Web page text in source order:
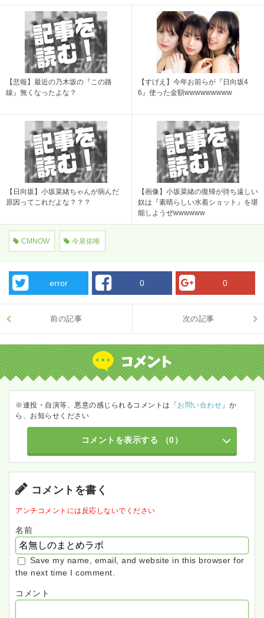
【悲報】最近の乃木坂の『この路
線』無くなったよな？
【すげえ】今年お前らが『日向坂4
6』使った金額wwwwwwwww
【日向坂】小坂菜緒ちゃんが病んだ
原因ってこれだよな？？？
【画像】小坂菜緒の復帰が待ち遠しい
奴は『素晴らしい水着ショット』を堪
能しようぜwwwwww
CMNOW 今泉佑唯
error 0 0
前の記事 次の記事
※連投・自演等、悪意の感じられるコメントは「 お問い合わせ 」か
ら、お知らせください
コメントを表示する （0）
コメントを書く
アンチコメントには反応しないでください
名前
Save my name, email, and website in this browser for
the next time I comment.
コメント